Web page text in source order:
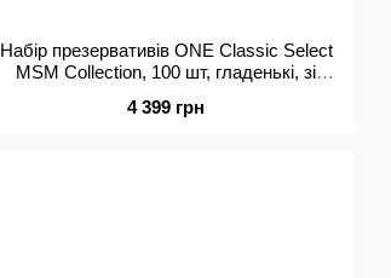
Набір презервативів ONE Classic Select
MSM Collection, 100 шт, гладенькі, зі
4 399 грн